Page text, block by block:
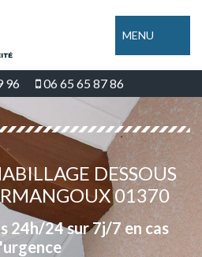
MENU
96 06 65 65 87 86
DESSOUS
01370
24h/24 sur 7j/7 en cas